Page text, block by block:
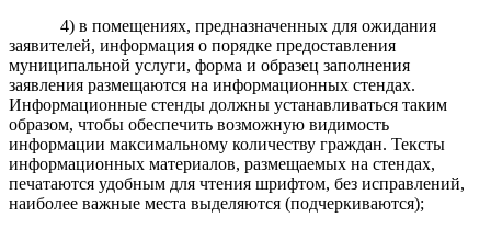
4) в помещениях, предназначенных для ожидания
заявителей, информация о порядке предоставления
муниципальной услуги, форма и образец заполнения
заявления размещаются на информационных стендах.
Информационные стенды должны устанавливаться таким
образом, чтобы обеспечить возможную видимость
информации максимальному количеству граждан. Тексты
информационных материалов, размещаемых на стендах,
печатаются удобным для чтения шрифтом, без исправлений,
наиболее важные места выделяются (подчеркиваются);